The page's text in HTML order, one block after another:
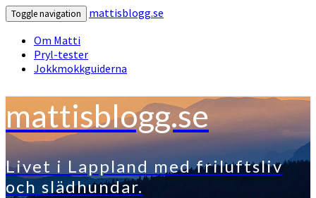
Toggle navigation
mattisblogg.se
Om Matti
Pryl-tester
Jokkmokkguiderna
mattisblogg.se
Livet i Lappland med friluftsliv
och slädhundar.